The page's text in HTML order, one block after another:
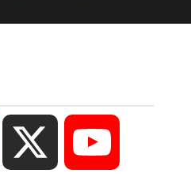
Instagram